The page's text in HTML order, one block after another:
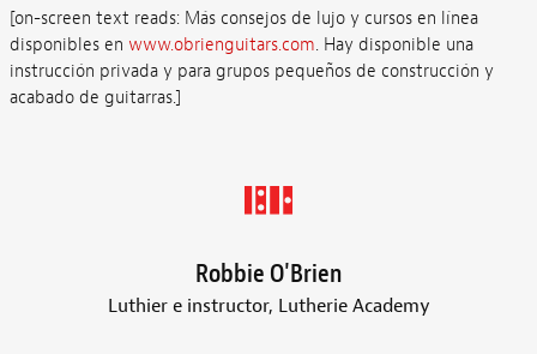
[on-screen text reads: Más consejos de lujo y cursos en línea
disponibles en www.obrienguitars.com. Hay disponible una
instrucción privada y para grupos pequeños de construcción y
acabado de guitarras.]
Robbie O'Brien
Luthier e instructor, Lutherie Academy